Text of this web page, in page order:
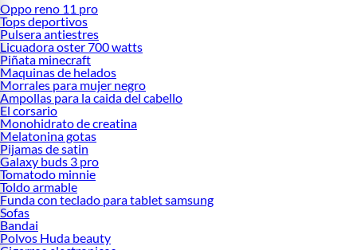
Oppo reno 11 pro
Tops deportivos
Pulsera antiestres
Licuadora oster 700 watts
Piñata minecraft
Maquinas de helados
Morrales para mujer negro
Ampollas para la caida del cabello
El corsario
Monohidrato de creatina
Melatonina gotas
Pijamas de satin
Galaxy buds 3 pro
Tomatodo minnie
Toldo armable
Funda con teclado para tablet samsung
Sofas
Bandai
Polvos Huda beauty